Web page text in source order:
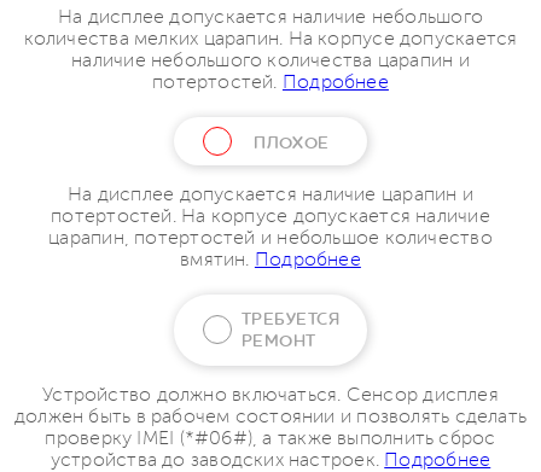
На дисплее допускается наличие небольшого
количества мелких царапин. На корпусе допускается
наличие небольшого количества царапин и
потертостей. Подробнее
ПЛОХОЕ
На дисплее допускается наличие царапин и
потертостей. На корпусе допускается наличие
царапин, потертостей и небольшое количество
вмятин. Подробнее
ТРЕБУЕТСЯ
РЕМОНТ
Устройство должно включаться. Сенсор дисплея
должен быть в рабочем состоянии и позволять сделать
проверку IMEI (*#06#), а также выполнить сброс
устройства до заводских настроек. Подробнее